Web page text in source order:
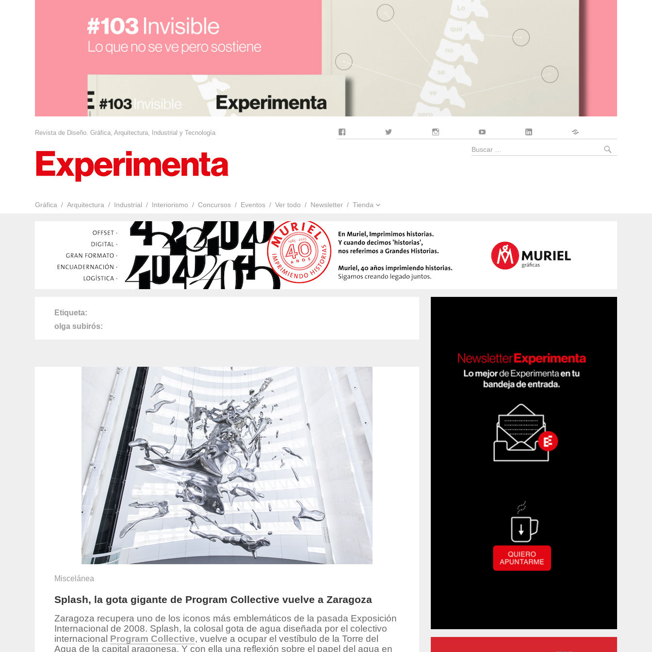
Revista de Diseño. Gráfica, Arquitectura, Industrial y Tecnología
Gráfica Arquitectura Industrial Interiorismo Concursos Eventos Ver todo Newsletter Tienda
Buscar
Etiqueta
olga subirós
Miscelánea
Splash, la gota gigante de Program Collective vuelve a Zaragoza
Zaragoza recupera uno de los iconos más emblemáticos de la pasada Exposición
Internacional de 2008. Splash, la colosal gota de agua diseñada por el colectivo
internacional Program Collective, vuelve a ocupar el vestíbulo de la Torre del
Agua de la capital aragonesa. Y con ella una reflexión sobre el papel del agua en